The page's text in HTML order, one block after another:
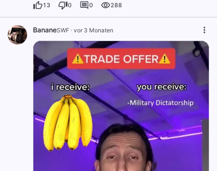
13 0 0 288
BananeSWF · vor 3 Monaten